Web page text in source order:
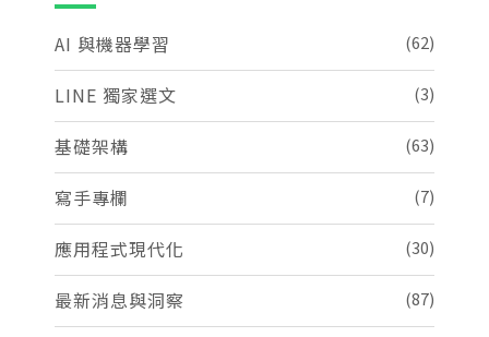
AI 與機器學習 (62)
LINE 獨家選文 (3)
基礎架構 (63)
寫手專欄 (7)
應用程式現代化 (30)
最新消息與洞察 (87)